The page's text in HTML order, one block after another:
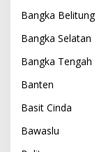
Bangka Belitung
Bangka Selatan
Bangka Tengah
Banten
Basit Cinda
Bawaslu